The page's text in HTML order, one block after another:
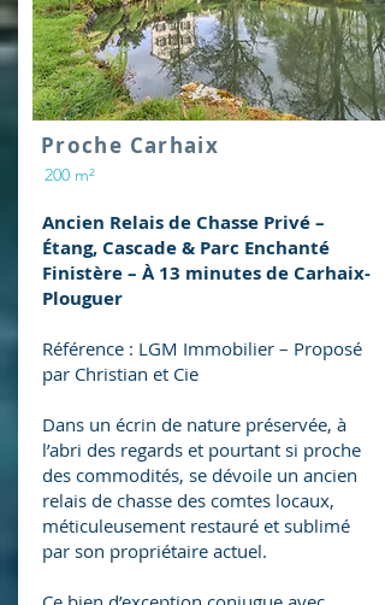
Proche Carhaix
200 m²
Ancien Relais de Chasse Privé –
Étang, Cascade & Parc Enchanté
Finistère – À 13 minutes de Carhaix-
Plouguer
Référence : LGM Immobilier – Proposé
par Christian et Cie
Dans un écrin de nature préservée, à
l’abri des regards et pourtant si proche
des commodités, se dévoile un ancien
relais de chasse des comtes locaux,
méticuleusement restauré et sublimé
par son propriétaire actuel.